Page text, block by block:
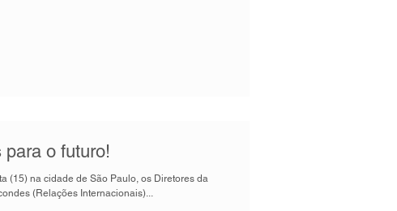
o futuro!
(15) na cidade de São Paulo, os Diretores da
(Relações Internacionais)...